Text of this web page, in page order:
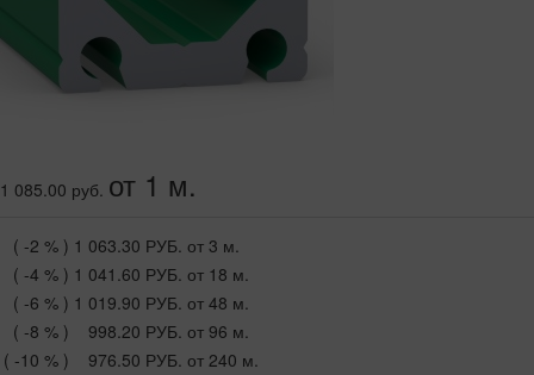
1 085.00 руб. от 1 м.
( -2 % ) 1 063.30 РУБ. от 3 м.
( -4 % ) 1 041.60 РУБ. от 18 м.
( -6 % ) 1 019.90 РУБ. от 48 м.
( -8 % )
998.20 РУБ. от 96 м.
( -10 % )
976.50 РУБ. от 240 м.